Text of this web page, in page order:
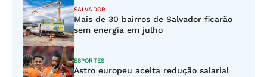
SALVADOR
Mais de 30 bairros de Salvador ficarão
sem energia em julho
ESPORTES
Astro europeu aceita redução salarial